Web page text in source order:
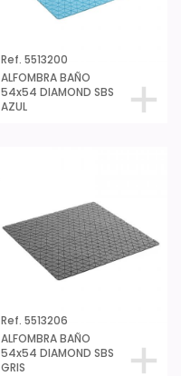
Ref. 5513200
ALFOMBRA BAÑO
54x54 DIAMOND SBS
AZUL
Ref. 5513206
ALFOMBRA BAÑO
54x54 DIAMOND SBS
GRIS